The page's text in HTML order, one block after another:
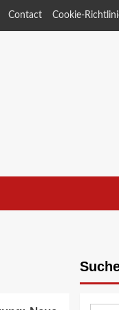
Contact Cookie-